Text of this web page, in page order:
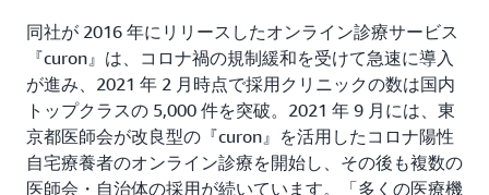
同社が 2016 年にリリースしたオンライン診療サービス
『curon』は、コロナ禍の規制緩和を受けて急速に導入
が進み、2021 年 2 月時点で採用クリニックの数は国内
トップクラスの 5,000 件を突破。2021 年 9 月には、東
京都医師会が改良型の『curon』を活用したコロナ陽性
自宅療養者のオンライン診療を開始し、その後も複数の
医師会・自治体の採用が続いています。「多くの医療機